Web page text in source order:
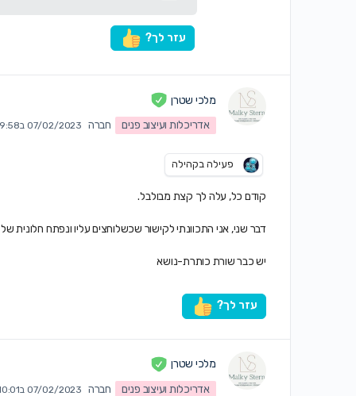
עזר לך?
מלכי שטרן
אדריכלות ועיצוב פנים
חברה 07/02/2023 ב9:58 pm
פעילה בקהילה
קודם כל, עלה לך קצת מבולבל.
דבר שני, אני התכוונתי לקישור שכשלוחצים עליו ונפתח חלונית
יש כבר שורת כותרת-נושא
עזר לך?
מלכי שטרן
אדריכלות ועיצוב פנים
חברה 07/02/2023 ב10:01 pm